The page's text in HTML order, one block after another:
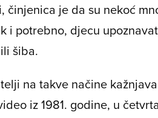
činjenica je da su nekoć
i potrebno, djecu
šiba.
na takve načine
iz 1981. godine, u